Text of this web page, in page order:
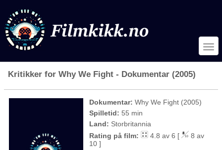
Kritikker for Why We Fight - Dokumentar (2005)
Dokumentar: Why We Fight (2005)
Spilletid: 55 min
Land: Storbritannia
Rating på film:
4.8 av 6 [
8 av
10 ]